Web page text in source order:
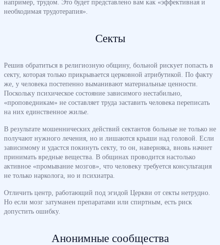
например, трудом. Это будет представлено вам как «эффективная и
необходимая трудотерапия».
Секты
Решив обратиться в религиозную общину, больной рискует попасть в
секту, которая только прикрывается церковной атрибутикой. По факту
же, у человека постепенно выманивают материальные ценности.
Поскольку психическое состояние зависимого нестабильно,
«проповедникам» не составляет труда заставить человека переписать
на них единственное жилье.
В результате мошеннических действий сектантов больные не только не
получают нужного лечения, но и лишаются крыши над головой. Если
зависимому и удастся покинуть секту, то он, наверняка, вновь начнет
принимать вредные вещества. В общинах проводится настолько
активное «промывание мозгов», что человеку требуется консультация
не только нарколога, но и психиатра.
Отличить центр, работающий под эгидой Церкви от секты нетрудно.
Но если мозг затуманен препаратами или спиртным, есть риск
допустить ошибку.
Анонимные сообщества